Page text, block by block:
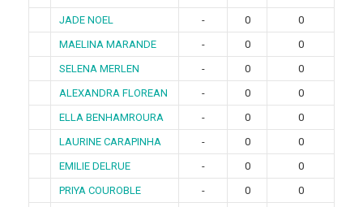
JADE NOEL
- 0
0
MAELINA MARANDE
- 0
0
SELENA MERLEN
- 0
0
ALEXANDRA FLOREAN
- 0
0
ELLA BENHAMROURA
- 0
0
LAURINE CARAPINHA
- 0
0
EMILIE DELRUE
- 0
0
PRIYA COUROBLE
- 0
0